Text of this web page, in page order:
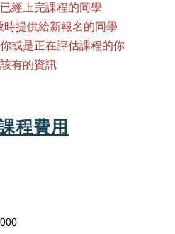
經上完課程的同學
提供給新報名的同學
或是正在評估課程的你
有的資訊
程費用